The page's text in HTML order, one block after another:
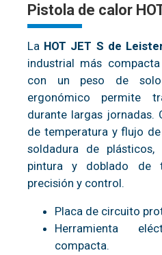
Pistola de calor
La HOT JET S de
industrial más
con un peso de
ergonómico permite
durante largas jornadas.
de temperatura y flujo
soldadura de
pintura y doblado de
precisión y control.
Placa de circuito
Herramienta
compacta.